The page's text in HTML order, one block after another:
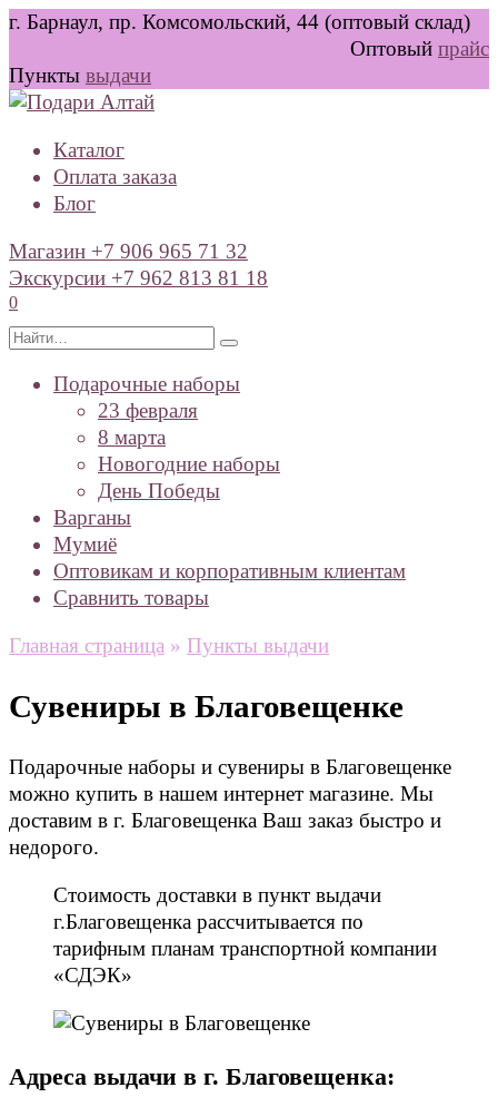
Перейти
содержанию
г. Барнаул, пр. Комсомольский, 44 (оптовый склад)
Оптовый прайс
Пункты выдачи
Каталог
Оплата заказа
Блог
Магазин +7 906 965 71 32
Экскурсии +7 962 813 81 18
0
Search
Подарочные наборы
23 февраля
8 марта
Новогодние наборы
День Победы
Варганы
Мумиё
Оптовикам и корпоративным клиентам
Сравнить товары
Главная страница » Пункты выдачи
Сувениры в Благовещенке
Подарочные наборы и сувениры в Благовещенке
можно купить в нашем интернет магазине. Мы
доставим в г. Благовещенка Ваш заказ быстро и
недорого.
Стоимость доставки в пункт выдачи
г.Благовещенка рассчитывается по
тарифным планам транспортной компании
«СДЭК»
Адреса выдачи в г. Благовещенка: